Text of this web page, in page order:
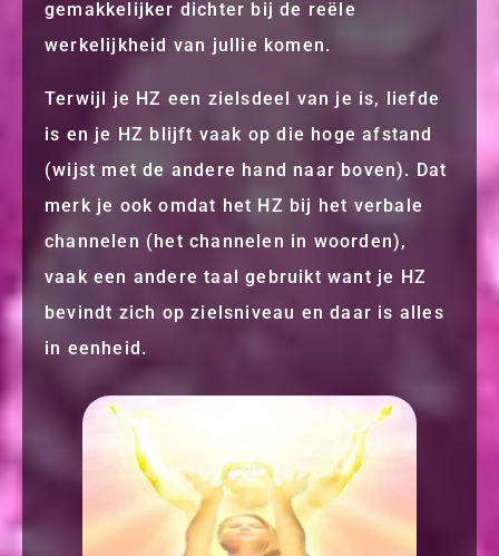
gemakkelijker dichter bij de reële
werkelijkheid van jullie komen.
Terwijl je HZ een zielsdeel van je is, liefde
is en je HZ blijft vaak op die hoge afstand
(wijst met de andere hand naar boven). Dat
merk je ook omdat het HZ bij het verbale
channelen (het channelen in woorden),
vaak een andere taal gebruikt want je HZ
bevindt zich op zielsniveau en daar is alles
in eenheid.